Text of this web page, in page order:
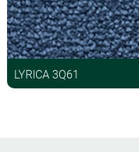
LYRICA 3Q61